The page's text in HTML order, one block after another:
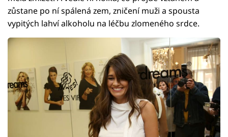
zůstane po ní spálená zem, zničení muži a spousta
vypitých lahví alkoholu na léčbu zlomeného srdce.